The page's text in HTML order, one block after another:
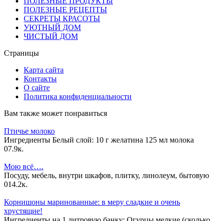
ПОЛЕЗНЫЕ РЕЦЕПТЫ
СЕКРЕТЫ КРАСОТЫ
УЮТНЫЙ ДОМ
ЧИСТЫЙ ДОМ
Страницы
Карта сайта
Контакты
О сайте
Политика конфиденциальности
Вам также может понравиться
Птичье молоко
Ингредиенты Белый слой: 10 г желатина 125 мл молока
07.9к.
Мою всё….
Посуду, мебель, внутри шкафов, плитку, линолеум, бытовую
014.2к.
Корнишоны маринованные: в меру сладкие и очень
хрустящие!